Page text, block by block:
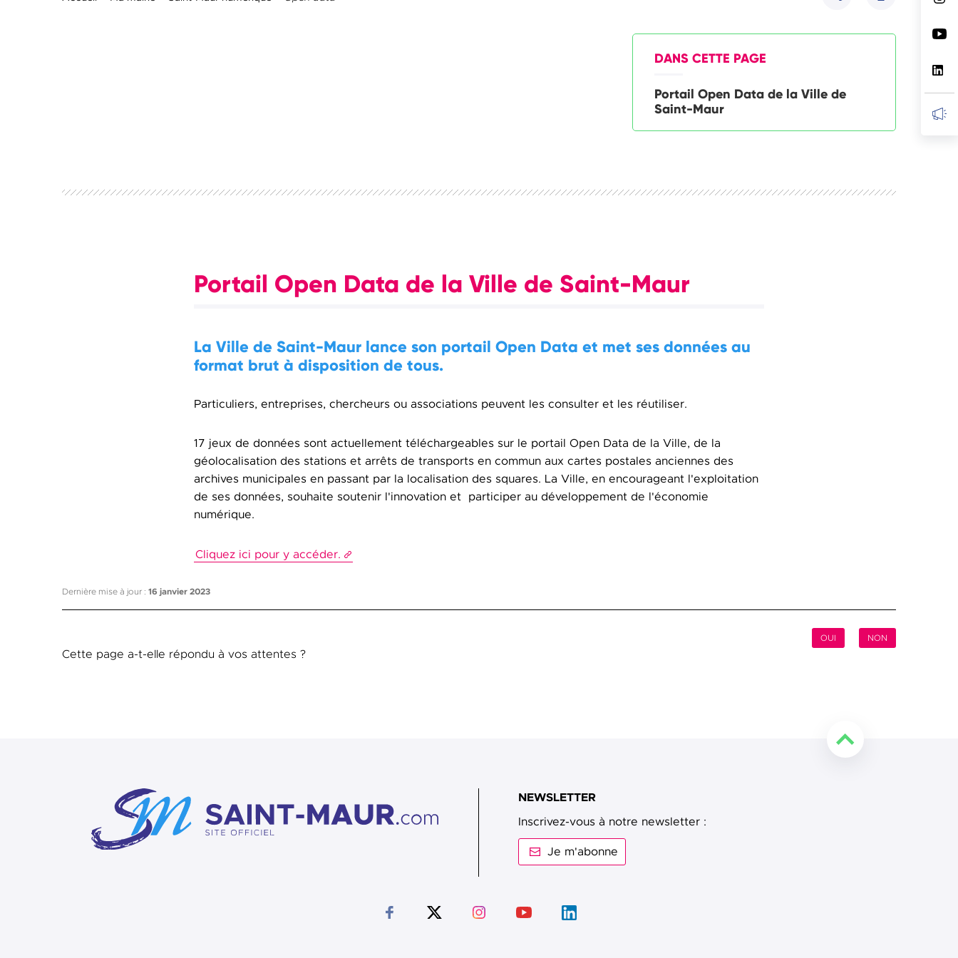
DANS CETTE PAGE
Portail Open Data de la Ville de
Saint-Maur
Portail Open Data de la Ville de Saint-Maur
La Ville de Saint-Maur lance son portail Open Data et met ses données au
format brut à disposition de tous.
Particuliers, entreprises, chercheurs ou associations peuvent les consulter et les réutiliser.
17 jeux de données sont actuellement téléchargeables sur le portail Open Data de la Ville, de la
géolocalisation des stations et arrêts de transports en commun aux cartes postales anciennes des
archives municipales en passant par la localisation des squares. La Ville, en encourageant l'exploitation
de ses données, souhaite soutenir l'innovation et participer au développement de l'économie
numérique.
Cliquez ici pour y accéder.
Dernière mise à jour : 16 janvier 2023
Cette page a-t-elle répondu à vos attentes ?
NON
OUI
NEWSLETTER
Inscrivez-vous à notre newsletter :
Je m'abonne
Suivez-nous sur Facebook
Suivez-nous sur Twitter
Suivez-nous sur Instagram
Suivez-nous sur Youtube
Suivez-nous sur LinkedIn